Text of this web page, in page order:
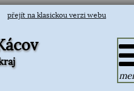
přejít na klasickou verzi webu